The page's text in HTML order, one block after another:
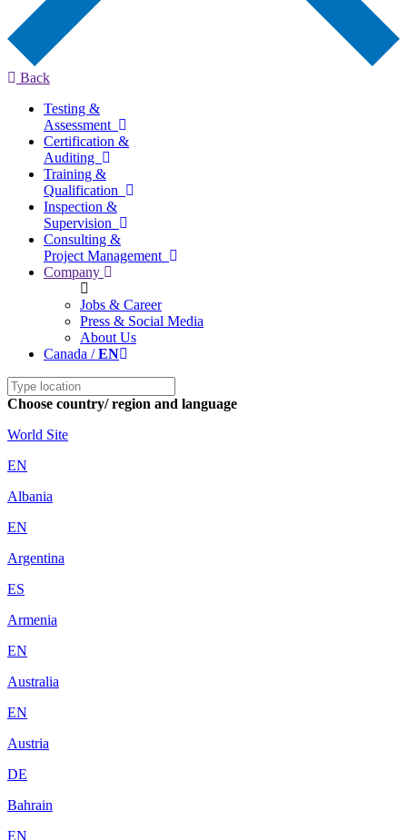
Back
Testing &
Assessment
Certification &
Auditing
Training &
Qualification
Inspection &
Supervision
Consulting &
Project Management
Company
Jobs & Career
Press & Social Media
About Us
Canada /EN
Choose country/ region and language
World Site
EN
Albania
EN
Argentina
ES
Armenia
EN
Australia
EN
Austria
DE
Bahrain
EN